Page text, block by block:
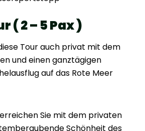
( 2 – 5 Pax )
Tour auch privat mit dem
und einen ganztägigen
auf das Rote Meer
Sie mit dem privaten
Schönheit des